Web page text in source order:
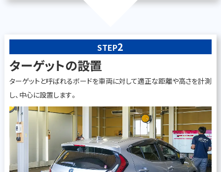
STEP2
ターゲットの設置
ターゲットと呼ばれるボードを車両に対して適正な距離や高さを計測
し、中心に設置します。